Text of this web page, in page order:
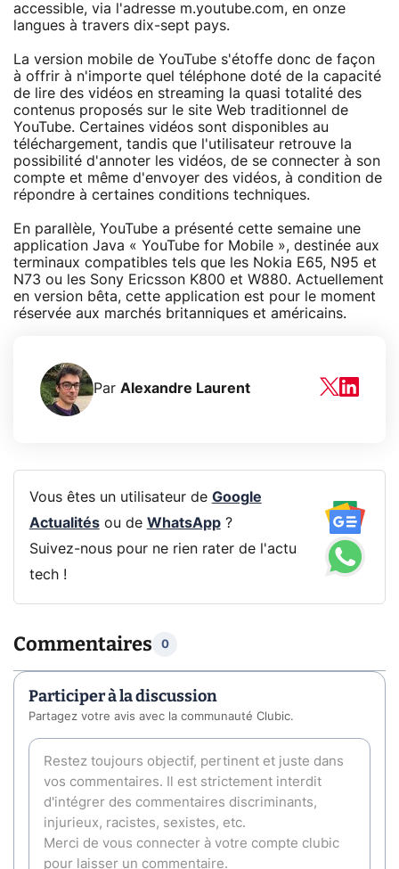
accessible, via l'adresse m.youtube.com, en onze
langues à travers dix-sept pays.
La version mobile de YouTube s'étoffe donc de façon
à offrir à n'importe quel téléphone doté de la capacité
de lire des vidéos en streaming la quasi totalité des
contenus proposés sur le site Web traditionnel de
YouTube. Certaines vidéos sont disponibles au
téléchargement, tandis que l'utilisateur retrouve la
possibilité d'annoter les vidéos, de se connecter à son
compte et même d'envoyer des vidéos, à condition de
répondre à certaines conditions techniques.
En parallèle, YouTube a présenté cette semaine une
application Java « YouTube for Mobile », destinée aux
terminaux compatibles tels que les Nokia E65, N95 et
N73 ou les Sony Ericsson K800 et W880. Actuellement
en version bêta, cette application est pour le moment
réservée aux marchés britanniques et américains.
Par Alexandre Laurent
Vous êtes un utilisateur de Google
Actualitésou de WhatsApp?
Suivez-nous pour ne rien rater de l'actu
tech !
Commentaires 0
Participer à la discussion
Partagez votre avis avec la communauté Clubic.